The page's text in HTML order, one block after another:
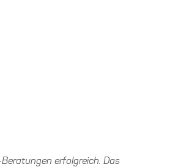
erfolgreich. Das